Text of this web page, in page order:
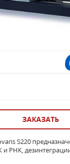
ЗАКАЗАТЬ
S220
РНК,